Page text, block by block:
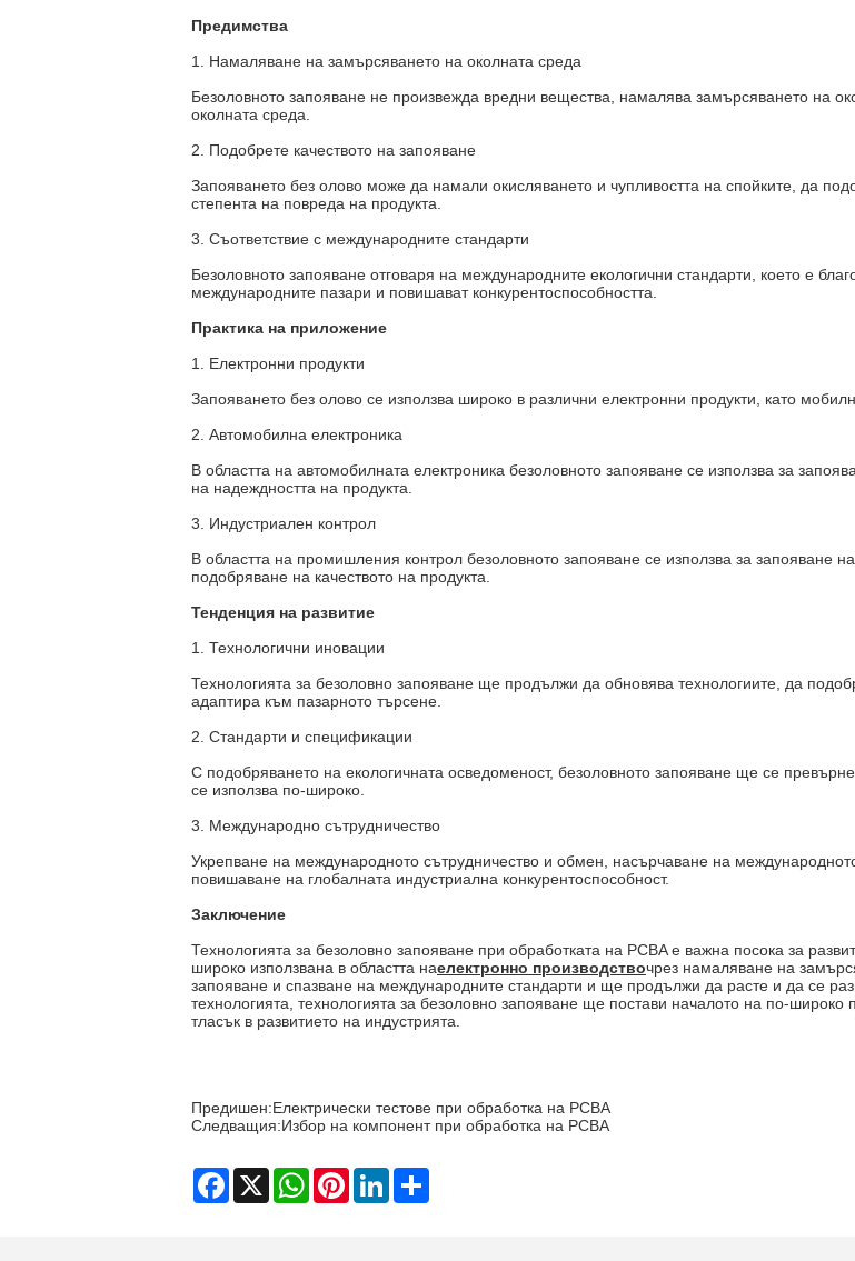
Предимства
1. Намаляване на замърсяването на околната среда
Безоловното запояване не произвежда вредни вещества, намалява замърсяването на
околната среда.
2. Подобрете качеството на запояване
Запояването без олово може да намали окисляването и чупливостта на спойките, да
степента на повреда на продукта.
3. Съответствие с международните стандарти
Безоловното запояване отговаря на международните екологични стандарти, което е
международните пазари и повишават конкурентоспособността.
Практика на приложение
1. Електронни продукти
Запояването без олово се използва широко в различни електронни продукти, като
2. Автомобилна електроника
В областта на автомобилната електроника безоловното запояване се използва за
на надеждността на продукта.
3. Индустриален контрол
В областта на промишления контрол безоловното запояване се използва за запояване
подобряване на качеството на продукта.
Тенденция на развитие
1. Технологични иновации
Технологията за безоловно запояване ще продължи да обновява технологиите, да
адаптира към пазарното търсене.
2. Стандарти и спецификации
С подобряването на екологичната осведоменост, безоловното запояване ще се
се използва по-широко.
3. Международно сътрудничество
Укрепване на международното сътрудничество и обмен, насърчаване на
повишаване на глобалната индустриална конкурентоспособност.
Заключение
Технологията за безоловно запояване при обработката на PCBA е важна посока за
широко използвана в областта наелектронно производствочрез намаляване на
запояване и спазване на международните стандарти и ще продължи да расте и да се
технологията, технологията за безоловно запояване ще постави началото на по-широко
тласък в развитието на индустрията.
Предишен:Електрически тестове при обработка на PCBA
Следващия:Избор на компонент при обработка на PCBA
Facebook
X WhatsAppPinterestLinkedIn